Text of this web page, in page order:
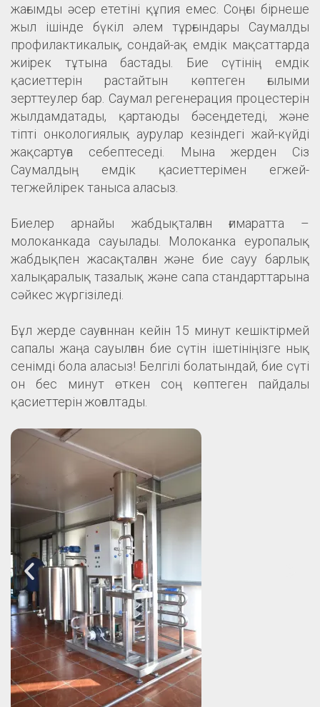
жағымды әсер ететіні құпия емес. Соңғы бірнеше
жыл ішінде бүкіл әлем тұрғындары Саумалды
профилактикалық, сондай-ақ емдік мақсаттарда
жиірек тұтына бастады. Бие сүтінің емдік
қасиеттерін растайтын көптеген ғылыми
зерттеулер бар. Саумал регенерация процестерін
жылдамдатады, қартаюды бәсеңдетеді, және
тіпті онкологиялық аурулар кезіндегі жай-күйді
жақсартуға себептеседі. Мына жерден Сіз
Саумалдың емдік қасиеттерімен егжей-
тегжейлірек таныса аласыз.
Биелер арнайы жабдықталған ғимаратта –
молоканкада сауылады. Молоканка еуропалық
жабдықпен жасақталған және бие сауу барлық
халықаралық тазалық және сапа стандарттарына
сәйкес жүргізіледі.
Бұл жерде сауғаннан кейін 15 минут кешіктірмей
сапалы жаңа сауылған бие сүтін ішетініңізге нық
сенімді бола аласыз! Белгілі болатындай, бие сүті
он бес минут өткен соң көптеген пайдалы
қасиеттерін жоғалтады.